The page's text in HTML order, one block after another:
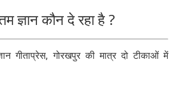
ज्ञान कौन दे रहा है ?
गीताप्रेस, गोरखपुर की मात्र दो टीकाओं में